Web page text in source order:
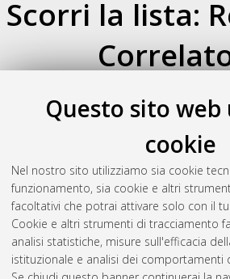
Questo sito web
cookie
Nel nostro sito utilizziamo sia cookie
funzionamento, sia cookie e altri
facoltativi che potrai attivare solo con il
Cookie e altri strumenti di tracciamento
analisi statistiche, misure sull'efficacia
istituzionale e analisi dei comportamenti
Scorri la lista:
Seleziona un valore dall'elenco
2024(4)
2023(3)
2022 (1)
2021(1)
2019(1)
2017(1)